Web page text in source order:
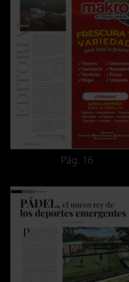
Pág. 16